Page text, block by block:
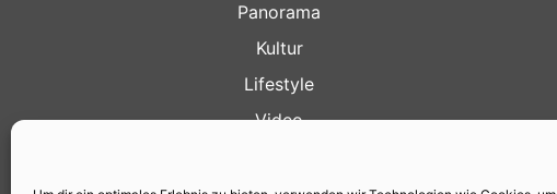
Panorama
Kultur
Lifestyle
Video